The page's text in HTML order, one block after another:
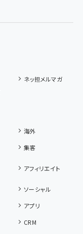
ネッ担メルマガ
海外
集客
アフィリエイト
ソーシャル
アプリ
CRM